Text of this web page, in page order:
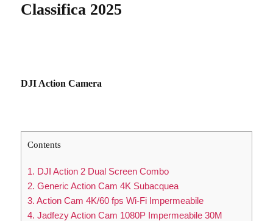
Classifica 2025
DJI Action Camera
Contents
1. DJI Action 2 Dual Screen Combo
2. Generic Action Cam 4K Subacquea
3. Action Cam 4K/60 fps Wi-Fi Impermeabile
4. Jadfezy Action Cam 1080P Impermeabile 30M